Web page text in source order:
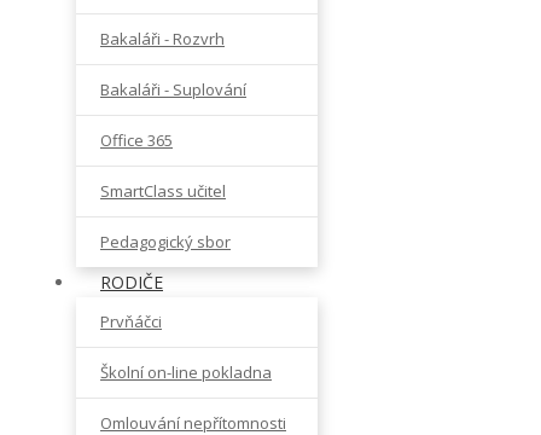
Bakaláři - Rozvrh
Bakaláři - Suplování
Office 365
SmartClass učitel
Pedagogický sbor
RODIČE
Prvňáčci
Školní on-line pokladna
Omlouvání nepřítomnosti